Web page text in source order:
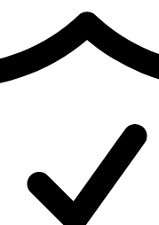
Одеська область
Полтавська область
Рівненська область
Сумська область
Херсонська область
Хмельницька область
Черкаська область
Чернівецька область